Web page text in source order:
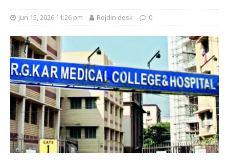
Jun 15, 2026 11:26 pm Rojdin desk 0